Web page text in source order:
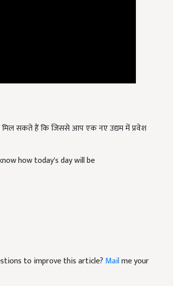
सकते हैं कि जिससे आप एक नए उद्यम में प्रवेश
how today's day will be
to improve this article? Mailme your